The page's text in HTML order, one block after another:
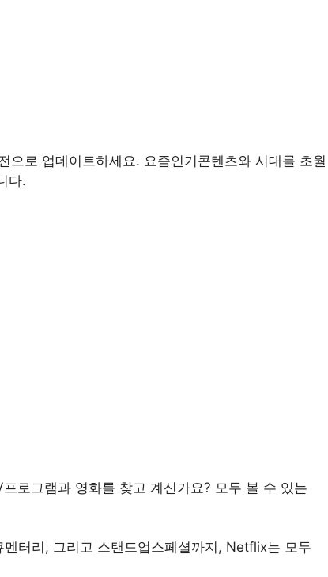
로 업데이트하세요. 요즘인기콘텐츠와 시대를 초월
다.
로그램과 영화를 찾고 계신가요? 모두 볼 수 있는
터리, 그리고 스탠드업스페셜까지, Netflix는 모두